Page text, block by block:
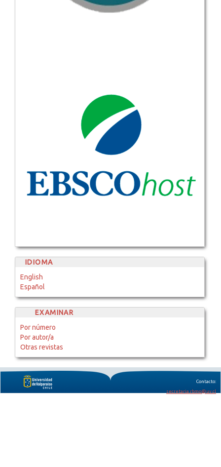
IDIOMA
English
Español
EXAMINAR
Por número
Por autor/a
Otras revistas
Contacto:
secretaria.rbmo@uv.cl